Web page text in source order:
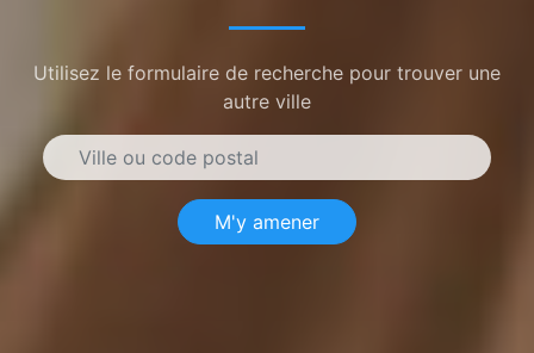
Utilisez le formulaire de recherche pour trouver une
autre ville
M'y amener